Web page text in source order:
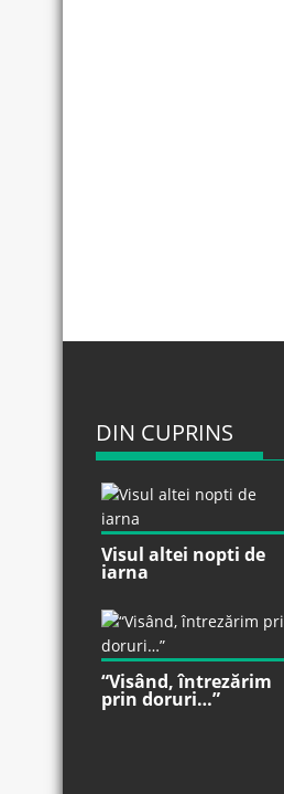
DIN CUPRINS
Visul altei nopti de
iarna
“Visând, întrezărim
prin doruri…”